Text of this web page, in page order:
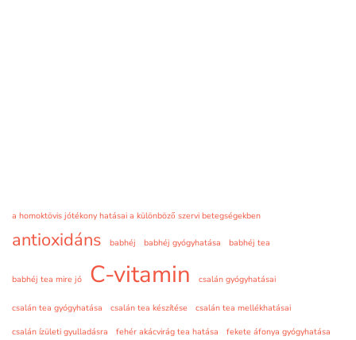
a homoktövis jótékony hatásai a különböző szervi betegségekben
antioxidáns babhéj babhéj gyógyhatása babhéj tea
babhéj tea mire jó C-vitamin csalán gyógyhatásai
csalán tea gyógyhatása csalán tea készítése
csalán tea mellékhatásai
csalán ízületi gyulladásra
fehér akácvirág tea hatása
fekete áfonya gyógyhatása